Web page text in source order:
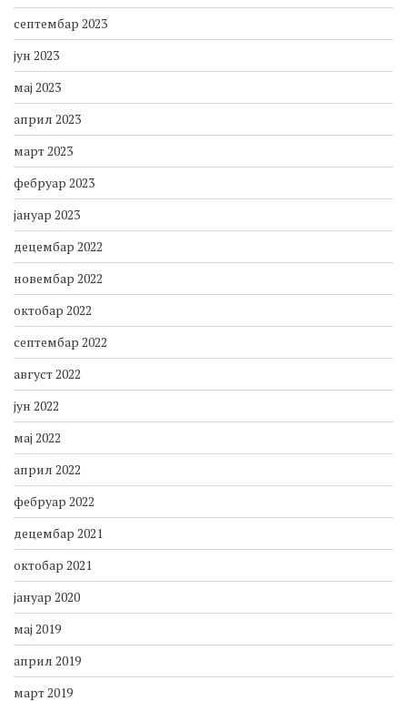
новембар 2023
октобар 2023
септембар 2023
јун 2023
мај 2023
април 2023
март 2023
фебруар 2023
јануар 2023
децембар 2022
новембар 2022
октобар 2022
септембар 2022
август 2022
јун 2022
мај 2022
април 2022
фебруар 2022
децембар 2021
октобар 2021
јануар 2020
мај 2019